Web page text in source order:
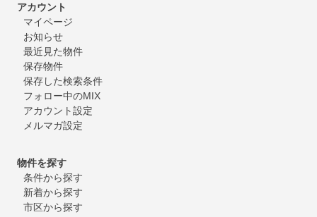
アカウント
マイページ
お知らせ
最近見た物件
保存物件
保存した検索条件
フォロー中のMIX
アカウント設定
メルマガ設定
物件を探す
条件から探す
新着から探す
市区から探す